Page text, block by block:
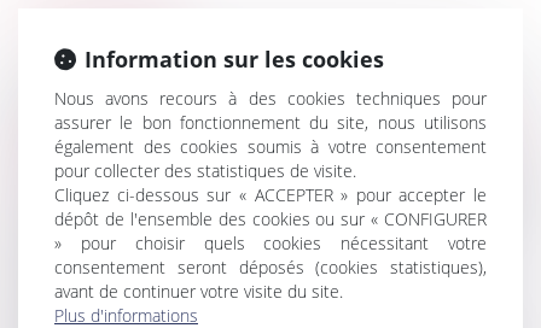
TVA autoliquidée dans le bâtiment sans contrat
de sous-traitance
Les taxes sur les véhicules particulières utilisées par
une entreprise (ex-TVS)
Les jours de RTT peuvent désormais être monétisés
Protection de l’enfance : les textes d’application
de la loi «Taquet »
En cas de loterie commerciale trompeuse sur le
gain promis, le préjudice est moral
Information sur les cookies
Nous avons recours à des cookies techniques pour
assurer le bon fonctionnement du site, nous utilisons
également des cookies soumis à votre consentement
pour collecter des statistiques de visite.
Cliquez ci-dessous sur « ACCEPTER » pour accepter le
dépôt de l'ensemble des cookies ou sur « CONFIGURER
» pour choisir quels cookies nécessitant votre
consentement seront déposés (cookies statistiques),
avant de continuer votre visite du site.
Plus d'informations